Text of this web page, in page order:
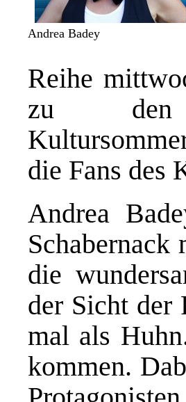
Andrea Badey
Reihe
zu den
die Fans des
Andrea
die
der Sicht der
mal als
kommen.